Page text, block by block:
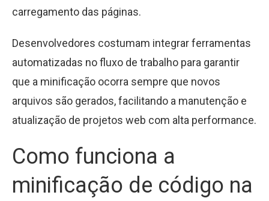
carregamento das páginas.
Desenvolvedores costumam integrar ferramentas
automatizadas no fluxo de trabalho para garantir
que a minificação ocorra sempre que novos
arquivos são gerados, facilitando a manutenção e
atualização de projetos web com alta performance.
Como funciona a
minificação de código na